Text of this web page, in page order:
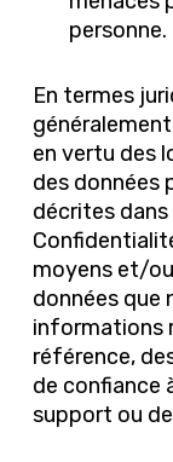
personne.
En termes
en vertu des
des données
décrites
moyens et/
données que
informations
référence,
de confiance
support ou